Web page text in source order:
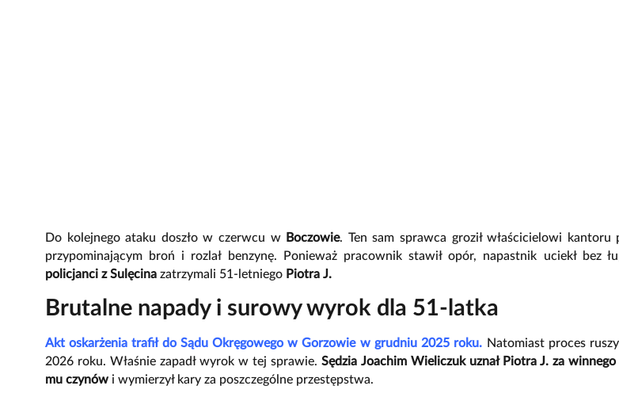
Do kolejnego ataku doszło w czerwcu w Boczowie. Ten sam sprawca groził właścicielowi kantoru
przypominającym broń i rozlał benzynę. Ponieważ pracownik stawił opór, napastnik uciekł bez
policjanci z Sulęcina zatrzymali 51-letniego Piotra J.
Brutalne napady i surowy wyrok dla 51-latka
Akt oskarżenia trafił do Sądu Okręgowego w Gorzowie w grudniu 2025 roku. Natomiast proces
2026 roku. Właśnie zapadł wyrok w tej sprawie. Sędzia Joachim Wieliczuk uznał Piotra J. za
mu czynów i wymierzył kary za poszczególne przestępstwa.